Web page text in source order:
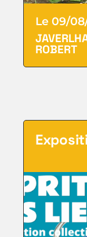
Le 09/
ROBERT